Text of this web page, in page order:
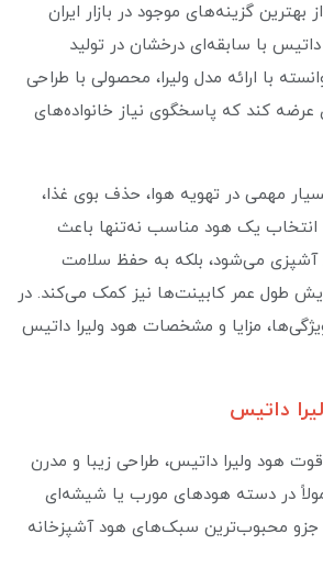
بهترین گزینه‌های موجود در بازار ایران
با سابقه‌ای درخشان در تولید
با ارائه مدل ولیرا، محصولی با طراحی
عرضه کند که پاسخگوی نیاز خانواده‌های
مهمی در تهویه هوا، حذف بوی غذا،
انتخاب یک هود مناسب نه‌تنها باعث
آشپزی می‌شود، بلکه به حفظ سلامت
طول عمر کابینت‌ها نیز کمک می‌کند. در
مزایا و مشخصات هود ولیرا داتیس
داتیس
هود ولیرا داتیس، طراحی زیبا و مدرن
در دسته هودهای مورب یا شیشه‌ای
جزو محبوب‌ترین سبک‌های هود آشپزخانه